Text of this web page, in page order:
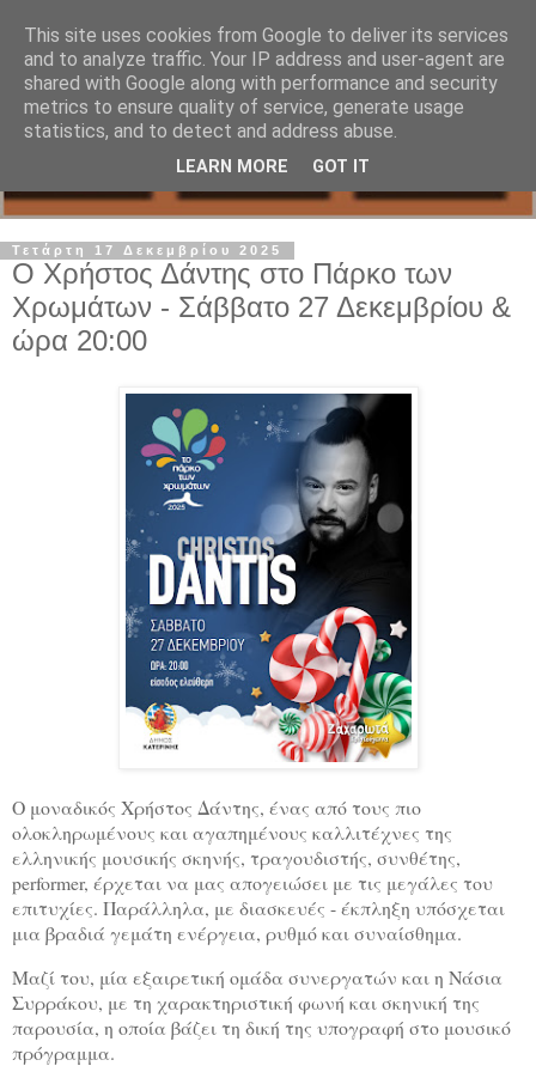
Τετάρτη 17 Δεκεμβρίου 2025
Ο Χρήστος Δάντης στο Πάρκο των
Χρωμάτων - Σάββατο 27 Δεκεμβρίου &
ώρα 20:00
Ο μοναδικός Χρήστος Δάντης, ένας από τους πιο
ολοκληρωμένους και αγαπημένους καλλιτέχνες της
ελληνικής μουσικής σκηνής, τραγουδιστής, συνθέτης,
performer, έρχεται να μας απογειώσει με τις μεγάλες του
επιτυχίες. Παράλληλα, με διασκευές - έκπληξη υπόσχεται
μια βραδιά γεμάτη ενέργεια, ρυθμό και συναίσθημα.
Μαζί του, μία εξαιρετική ομάδα συνεργατών και η Νάσια
Συρράκου, με τη χαρακτηριστική φωνή και σκηνική της
παρουσία, η οποία βάζει τη δική της υπογραφή στο μουσικό
πρόγραμμα.
This site uses cookies from Google to deliver its services
and to analyze traffic. Your IP address and user-agent are
shared with Google along with performance and security
metrics to ensure quality of service, generate usage
statistics, and to detect and address abuse.
LEARN MORE GOT IT